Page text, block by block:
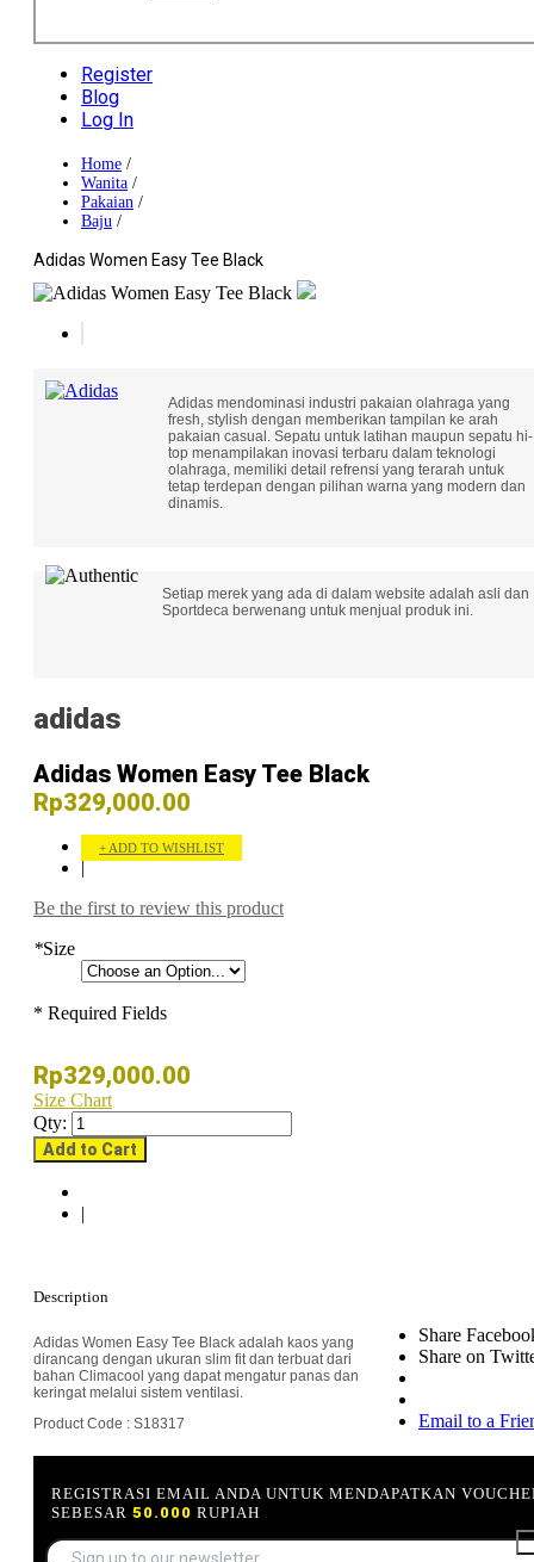
Register
Blog
Log In
Home /
Wanita /
Pakaian /
Baju /
Adidas Women Easy Tee Black
Adidas mendominasi industri pakaian olahraga yang
fresh, stylish dengan memberikan tampilan ke arah
pakaian casual. Sepatu untuk latihan maupun sepatu hi-
top menampilakan inovasi terbaru dalam teknologi
olahraga, memiliki detail refrensi yang terarah untuk
tetap terdepan dengan pilihan warna yang modern dan
dinamis.
Setiap merek yang ada di dalam website adalah asli dan
Sportdeca berwenang untuk menjual produk ini.
adidas
Adidas Women Easy Tee Black
Rp329,000.00
ADD TO WISHLIST
|
Be the first to review this product
*Size
* Required Fields
Rp329,000.00
Size Chart
Qty:
Add to Cart
|
Share
Share on
Email to a
Description
Adidas Women Easy Tee Black adalah kaos yang
dirancang dengan ukuran slim fit dan terbuat dari
bahan Climacool yang dapat mengatur panas dan
keringat melalui sistem ventilasi.
Product Code : S18317
REGISTRASI EMAIL ANDA UNTUK MENDAPATKAN
SEBESAR 50.000 RUPIAH